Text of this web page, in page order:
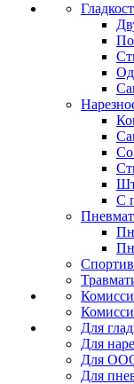
Со
С
Для
Для
Для
Для